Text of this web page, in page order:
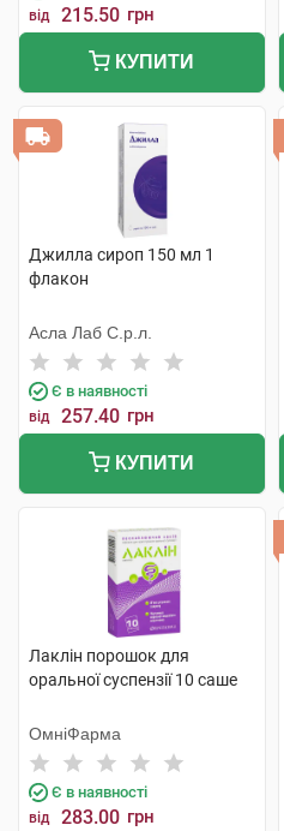
від 215.50 грн
КУПИТИ
Джилла сироп 150 мл 1
флакон
Асла Лаб С.р.л.
Є в наявності
від 257.40 грн
КУПИТИ
Лаклін порошок для
оральної суспензії 10 саше
ОмніФарма
Є в наявності
від 283.00 грн